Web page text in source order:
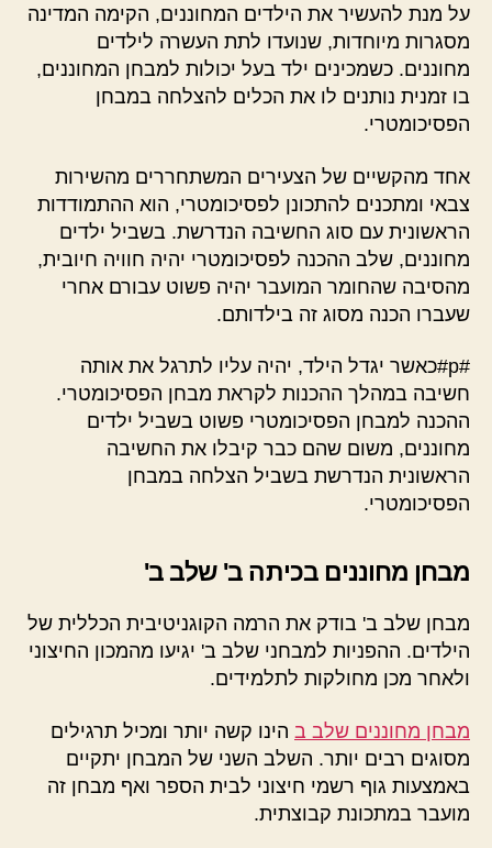
על מנת להעשיר את הילדים המחוננים, הקימה המדינה
מסגרות מיוחדות, שנועדו לתת העשרה לילדים
מחוננים. כשמכינים ילד בעל יכולות למבחן המחוננים,
בו זמנית נותנים לו את הכלים להצלחה במבחן
הפסיכומטרי.
אחד מהקשיים של הצעירים המשתחררים מהשירות
צבאי ומתכנים להתכונן לפסיכומטרי, הוא ההתמודדות
הראשונית עם סוג החשיבה הנדרשת. בשביל ילדים
מחוננים, שלב ההכנה לפסיכומטרי יהיה חוויה חיובית,
מהסיבה שהחומר המועבר יהיה פשוט עבורם אחרי
שעברו הכנה מסוג זה בילדותם.
#p#כאשר יגדל הילד, יהיה עליו לתרגל את אותה
חשיבה במהלך ההכנות לקראת מבחן הפסיכומטרי.
ההכנה למבחן הפסיכומטרי פשוט בשביל ילדים
מחוננים, משום שהם כבר קיבלו את החשיבה
הראשונית הנדרשת בשביל הצלחה במבחן
הפסיכומטרי.
מבחן מחוננים בכיתה ב' שלב ב'
מבחן שלב ב' בודק את הרמה הקוגניטיבית הכללית של
הילדים. ההפניות למבחני שלב ב' יגיעו מהמכון החיצוני
ולאחר מכן מחולקות לתלמידים.
מבחן מחוננים שלב ב הינו קשה יותר ומכיל תרגילים
מסוגים רבים יותר. השלב השני של המבחן יתקיים
באמצעות גוף רשמי חיצוני לבית הספר ואף מבחן זה
מועבר במתכונת קבוצתית.